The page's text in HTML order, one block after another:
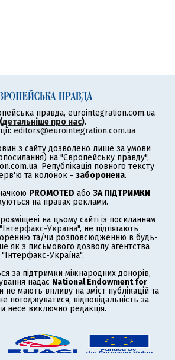
правда, eurointegration.com.ua
(детальніше про нас).
editors@eurointegration.com.ua
з сайту дозволено лише за умови
на "Європейську правду",
Републікація повного тексту
та колонок - заборонена.
PROMOTED або ЗА ПІДТРИМКИ
на правах реклами.
розміщені на цьому сайті із посиланням
"Інтерфакс-Україна", не підлягають
та/чи розповсюдженню в будь-
як з письмового дозволу агентства
"Інтерфакс-Україна".
за підтримки міжнародних донорів,
надає National Endowment for
не мають впливу на зміст публікацій та
погоджуватися, відповідальність за
несе виключно редакція.